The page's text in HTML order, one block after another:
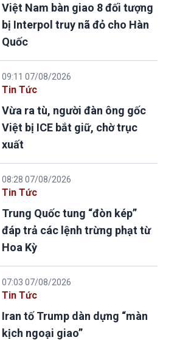
Việt Nam bàn giao 8 đối tượng
bị Interpol truy nã đỏ cho Hàn
Quốc
09:11 07/08/2026
Tin Tức
Vừa ra tù, người đàn ông gốc
Việt bị ICE bắt giữ, chờ trục
xuất
08:28 07/08/2026
Tin Tức
Trung Quốc tung “đòn kép”
đáp trả các lệnh trừng phạt từ
Hoa Kỳ
07:03 07/08/2026
Tin Tức
Iran tố Trump dàn dựng “màn
kịch ngoại giao”